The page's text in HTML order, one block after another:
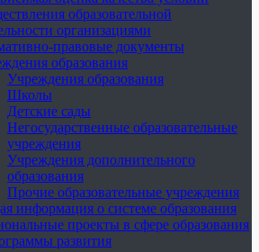
образовательной
организациями
правовые документы
образования
Учреждения образования
Школы
Детские сады
Негосударственные образовательные
учреждения
Учреждения дополнительного
образования
Прочие образовательные учреждения
информация о системе образования
проекты в сфере образования
развития